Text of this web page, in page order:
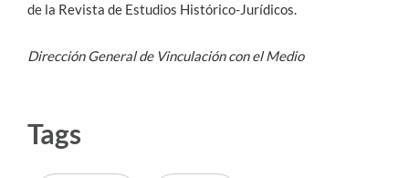
de la Revista de Estudios Histórico-Jurídicos.
Dirección General de Vinculación con el Medio
Tags